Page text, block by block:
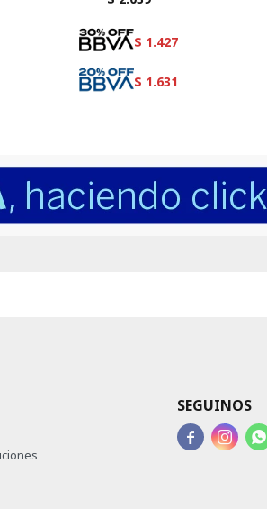
$ 1.427
$ 1.631
SEGUINOS
  